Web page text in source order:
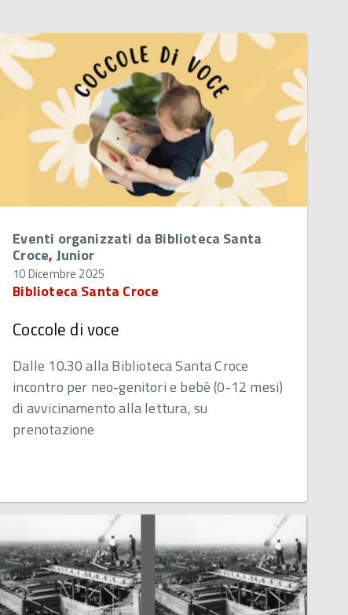
Eventi organizzati da Biblioteca Santa
Croce, Junior
10 Dicembre 2025
Biblioteca Santa Croce
Coccole di voce
Dalle 10.30 alla Biblioteca Santa Croce
incontro per neo-genitori e bebè (0-12 mesi)
di avvicinamento alla lettura, su
prenotazione